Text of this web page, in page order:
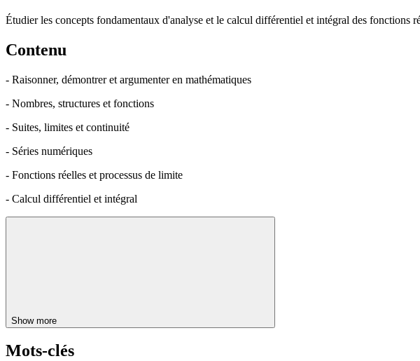
Étudier les concepts fondamentaux d'analyse et le calcul différentiel et intégral des fonctions
Contenu
- Raisonner, démontrer et argumenter en mathématiques
- Nombres, structures et fonctions
- Suites, limites et continuité
- Séries numériques
- Fonctions réelles et processus de limite
- Calcul différentiel et intégral
Show more
Mots-clés